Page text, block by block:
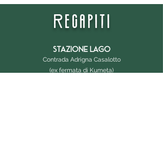
STAZIONE LAGO
Contrada Adrigna Casalotto
(ex fermata di Kumeta)
RECAPITI